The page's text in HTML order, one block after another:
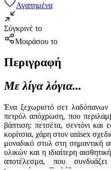
Αγαπημένα
Σύγκρινέ το
Μοιράσου το
Περιγραφή
Με λίγα λόγια...
Ένα ξεχωριστό σετ
πετρόλ απόχρωση, που
βάπτιση: πετσέτα, σεντόνι και
κορίτσια, χάρη στον unisex
μοναδικό στυλ στη σημαντική
υλικών και η ιδιαίτερη
αποτέλεσμα, που